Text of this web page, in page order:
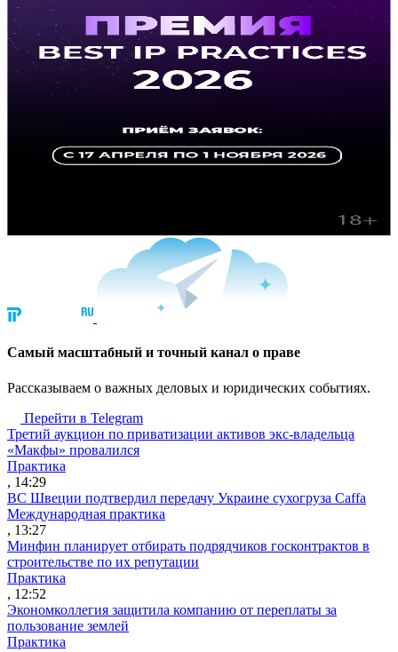
Cамый масштабный и точный канал о праве
Рассказываем о важных деловых и юридических событиях.
Перейти в Telegram
Третий аукцион по приватизации активов экс-владельца
«Макфы» провалился
Практика
, 14:29
ВС Швеции подтвердил передачу Украине сухогруза Caffa
Международная практика
, 13:27
Минфин планирует отбирать подрядчиков госконтрактов в
строительстве по их репутации
Практика
, 12:52
Экономколлегия защитила компанию от переплаты за
пользование землей
Практика